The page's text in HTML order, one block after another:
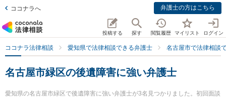
ココナラへ 弁護士の方はこちら
投稿する 探す 閲覧履歴 マイリスト ログイン
ココナラ法律相談 愛知県で法律相談できる弁護士 名古屋市で法律相談
名古屋市緑区の後遺障害に強い弁護士
愛知県の名古屋市緑区で後遺障害に強い弁護士が3名見つかりました。初回面談